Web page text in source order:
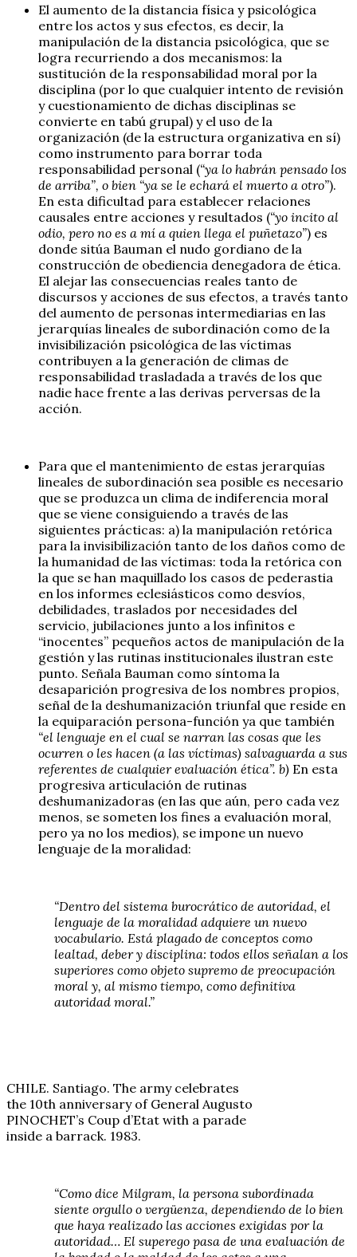
El aumento de la distancia física y psicológica
entre los actos y sus efectos, es decir, la
manipulación de la distancia psicológica, que se
logra recurriendo a dos mecanismos: la
sustitución de la responsabilidad moral por la
disciplina (por lo que cualquier intento de revisión
y cuestionamiento de dichas disciplinas se
convierte en tabú grupal) y el uso de la
organización (de la estructura organizativa en sí)
como instrumento para borrar toda
responsabilidad personal (“ya lo habrán pensado los
de arriba”, o bien “ya se le echará el muerto a otro”).
En esta dificultad para establecer relaciones
causales entre acciones y resultados (“yo incito al
odio, pero no es a mí a quien llega el puñetazo”) es
donde sitúa Bauman el nudo gordiano de la
construcción de obediencia denegadora de ética.
El alejar las consecuencias reales tanto de
discursos y acciones de sus efectos, a través tanto
del aumento de personas intermediarias en las
jerarquías lineales de subordinación como de la
invisibilización psicológica de las víctimas
contribuyen a la generación de climas de
responsabilidad trasladada a través de los que
nadie hace frente a las derivas perversas de la
acción.
Para que el mantenimiento de estas jerarquías
lineales de subordinación sea posible es necesario
que se produzca un clima de indiferencia moral
que se viene consiguiendo a través de las
siguientes prácticas: a) la manipulación retórica
para la invisibilización tanto de los daños como de
la humanidad de las víctimas: toda la retórica con
la que se han maquillado los casos de pederastia
en los informes eclesiásticos como desvíos,
debilidades, traslados por necesidades del
servicio, jubilaciones junto a los infinitos e
“inocentes” pequeños actos de manipulación de la
gestión y las rutinas institucionales ilustran este
punto. Señala Bauman como síntoma la
desaparición progresiva de los nombres propios,
señal de la deshumanización triunfal que reside en
la equiparación persona-función ya que también
“el lenguaje en el cual se narran las cosas que les
ocurren o les hacen (a las víctimas) salvaguarda a sus
referentes de cualquier evaluación ética”. b) En esta
progresiva articulación de rutinas
deshumanizadoras (en las que aún, pero cada vez
menos, se someten los fines a evaluación moral,
pero ya no los medios), se impone un nuevo
lenguaje de la moralidad:
“Dentro del sistema burocrático de autoridad, el
lenguaje de la moralidad adquiere un nuevo
vocabulario. Está plagado de conceptos como
lealtad, deber y disciplina: todos ellos señalan a los
superiores como objeto supremo de preocupación
moral y, al mismo tiempo, como definitiva
autoridad moral.”
CHILE. Santiago. The army celebrates
the 10th anniversary of General Augusto
PINOCHET’s Coup d’Etat with a parade
inside a barrack. 1983.
“Como dice Milgram, la persona subordinada
siente orgullo o vergüenza, dependiendo de lo bien
que haya realizado las acciones exigidas por la
autoridad… El superego pasa de una evaluación de